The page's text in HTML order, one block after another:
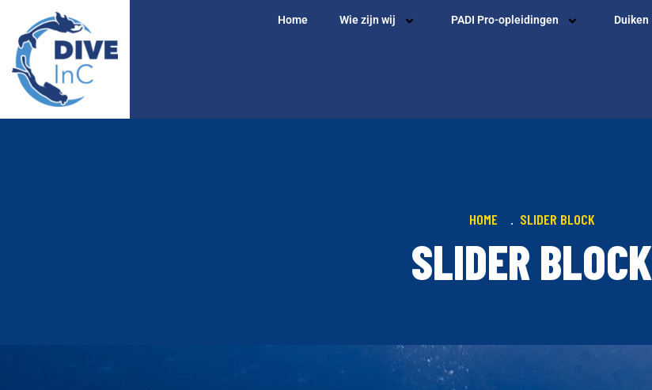
Home Wie zijn wij PADI Pro-opleidingen Duiken
HOME SLIDER BLOCK
SLIDER BLOCK